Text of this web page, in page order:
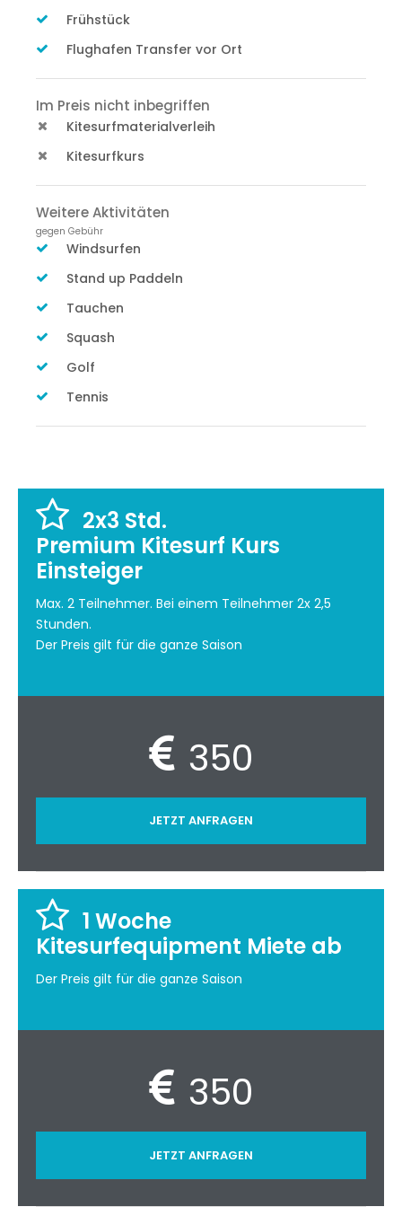
Frühstück
Flughafen Transfer vor Ort
Im Preis nicht inbegriffen
Kitesurfmaterialverleih
Kitesurfkurs
Weitere Aktivitäten
gegen Gebühr
Windsurfen
Stand up Paddeln
Tauchen
Squash
Golf
Tennis
2x3 Std.
Premium Kitesurf Kurs
Einsteiger
Max. 2 Teilnehmer. Bei einem Teilnehmer 2x 2,5
Stunden.
Der Preis gilt für die ganze Saison
350
JETZT ANFRAGEN
1 Woche
Kitesurfequipment Miete ab
Der Preis gilt für die ganze Saison
350
JETZT ANFRAGEN